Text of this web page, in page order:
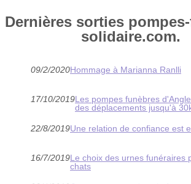
Dernières sorties
solidaire.com.
09/2/2020Hommage à Marianna Ranlli
17/10/2019Les pompes funèbres
des déplacements jusqu'à
22/8/2019Une relation de confiance est
16/7/2019Le choix des urnes funéraires
chats